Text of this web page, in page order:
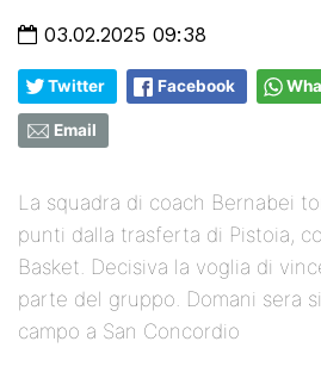
03.02.2025 09:38
Twitter Facebook
Email
La squadra di coach Bernabei
punti dalla trasferta di Pistoia,
Basket. Decisiva la voglia di
parte del gruppo. Domani sera
campo a San Concordio